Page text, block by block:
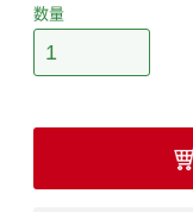
数量